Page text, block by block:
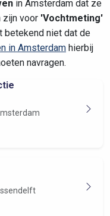
in Amsterdam dat ze
zijn voor 'Vochtmeting'
betekend niet dat de
in Amsterdam hierbij
navragen.